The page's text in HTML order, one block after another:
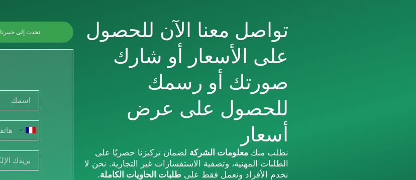
تواصل معنا الآن للحصول
على الأسعار أو شارك
صورتك أو رسمك
للحصول على عرض
أسعار
نطلب منكمعلومات الشركة لضمان تركيزنا حصريًا على
الطلبات المهنية، وتصفية الاستفسارات غير التجارية. نحن لا
نخدم الأفراد ونعمل فقط على طلبات الحاويات الكاملة.
تحدث إلى خبيرنا
فرنسا
+33